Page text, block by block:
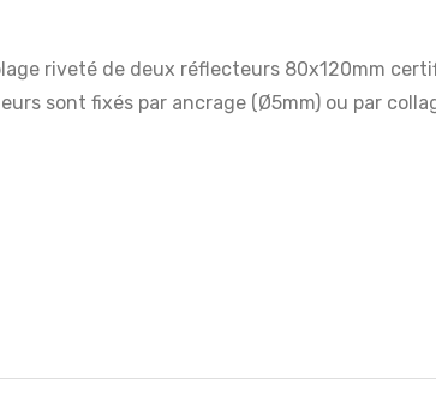
riveté de deux réflecteurs 80x120mm
sont fixés par ancrage (Ø5mm) ou par